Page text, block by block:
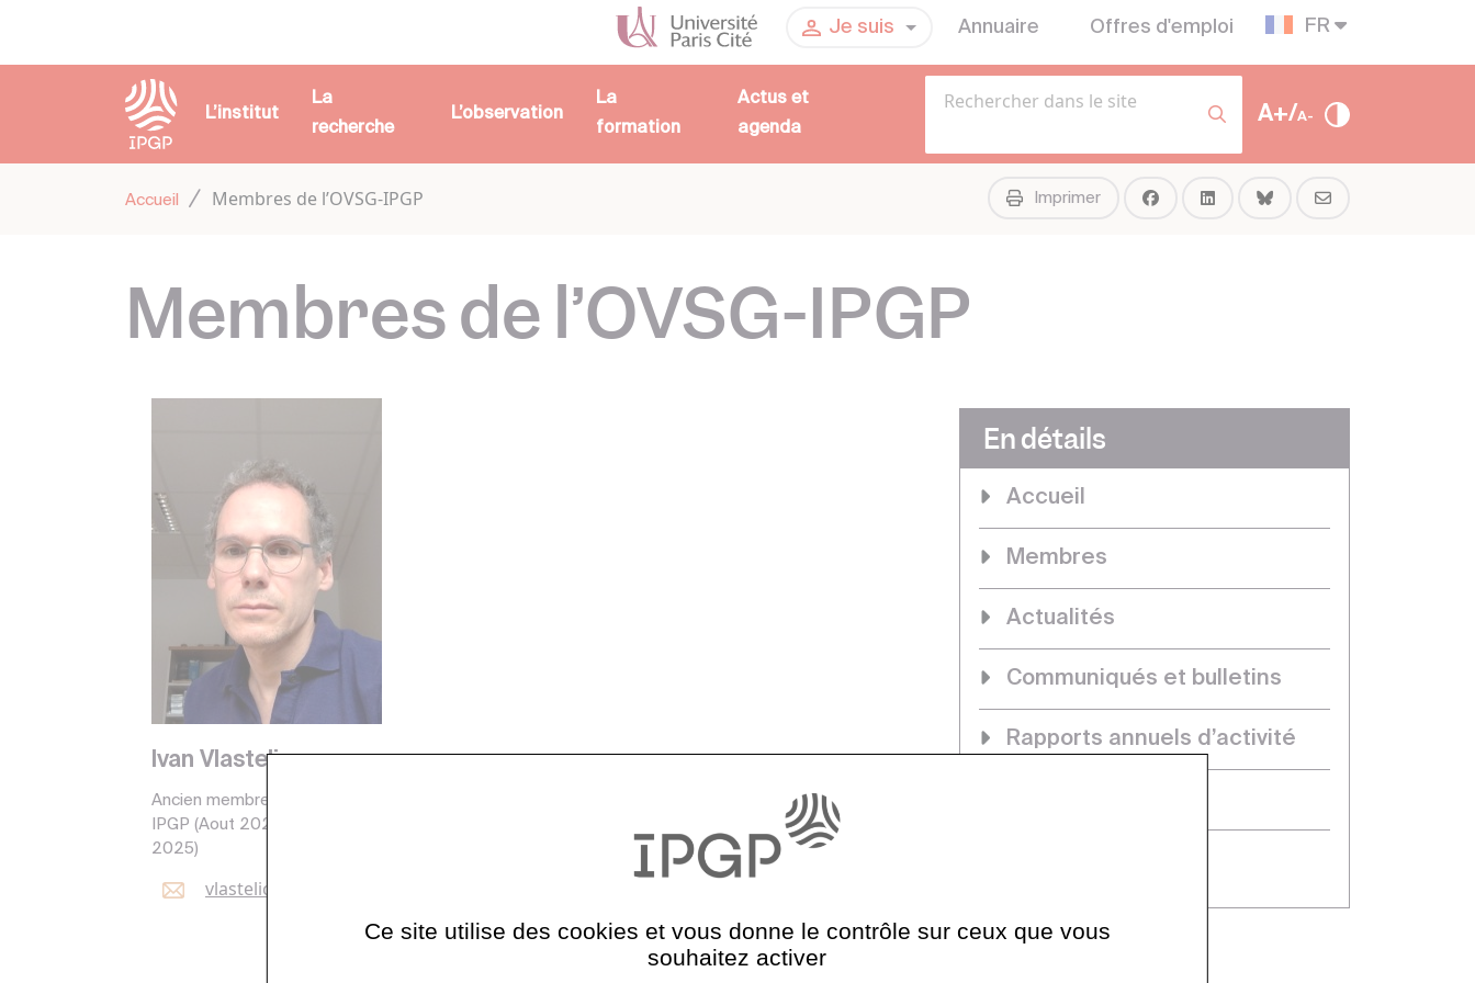
Je suis Annuaire Offres d'emploi FR
L’institut
La
recherche
L’observation
La
formation
Actus et
agenda
A+/A-
Accueil Membres de l’OVSG-IPGP Imprimer
Membres de l’OVSG-IPGP
Ivan Vlastelic
Ancien membre de l'OVSG-
IPGP (Aout 2022 - Décembre
2025)
vlastelic@
En détails
Accueil
Membres
Actualités
Communiqués et bulletins
Rapports annuels d’activité
Ce site utilise des cookies et vous donne le contrôle sur ceux que vous
souhaitez activer